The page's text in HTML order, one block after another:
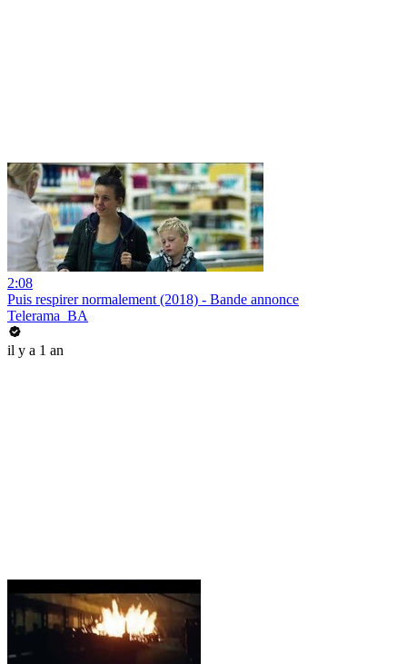
2:08
Puis respirer normalement (2018) - Bande annonce
Telerama_BA
il y a 1 an